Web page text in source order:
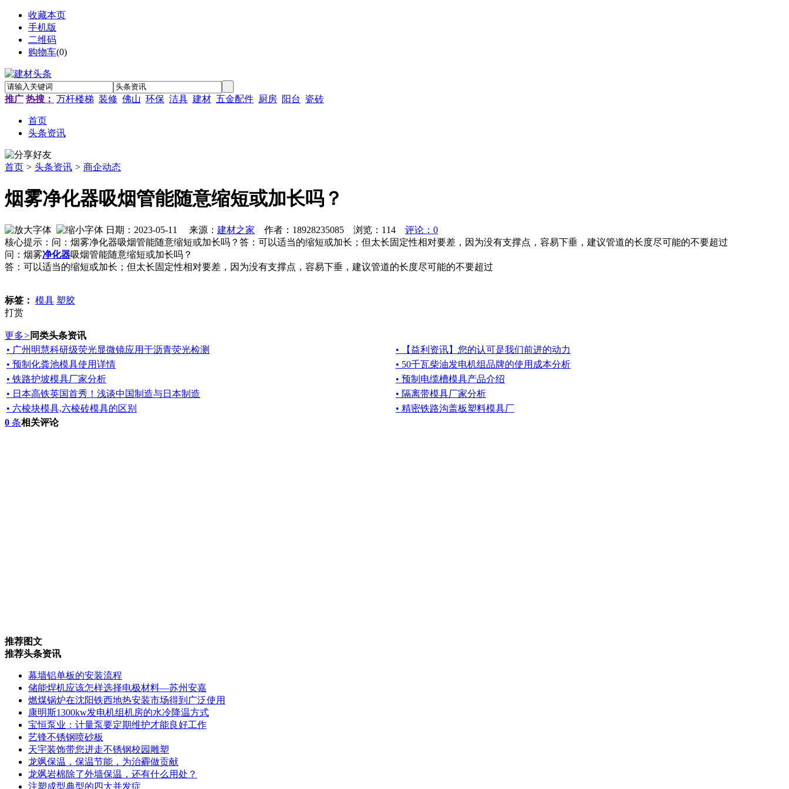
收藏本页
手机版
二维码
购物车(0)
推广 热搜： 万杆楼梯 装修 佛山 环保 洁具 建材 五金配件 厨房 阳台 瓷砖
首页
头条资讯
首页 > 头条资讯 > 商企动态
烟雾净化器吸烟管能随意缩短或加长吗？
日期：2023-05-11 来源： 建材之家 作者：18928235085 浏览： 114
评论：0
核心提示：问：烟雾净化器吸烟管能随意缩短或加长吗？答：可以适当的缩短或加长；但太长固定性相对要差，因为没有支撑点，容易下垂，建议管道的长度尽可能的不要超过
问：烟雾净化器吸烟管能随意缩短或加长吗？
答：可以适当的缩短或加长；但太长固定性相对要差，因为没有支撑点，容易下垂，建议管道的长度尽可能的不要超过
标签： 模具 塑胶
打赏
更多> 同类头条资讯
• 广州明慧科研级荧光显微镜应用于沥青荧光检测
• 【益利资讯】您的认可是我们前进的动力
• 预制化粪池模具使用详情
• 50千瓦柴油发电机组品牌的使用成本分析
• 铁路护坡模具厂家分析
• 预制电缆槽模具产品介绍
• 日本高铁英国首秀！浅谈中国制造与日本制造
• 隔离带模具厂家分析
• 六棱块模具,六棱砖模具的区别
• 精密铁路沟盖板塑料模具厂
0 条相关评论
推荐图文
推荐头条资讯
幕墙铝单板的安装流程
储能焊机应该怎样选择电极材料—苏州安嘉
燃煤锅炉在沈阳铁西地热安装市场得到广泛使用
康明斯1300kw发电机组机房的水冷降温方式
宝恒泵业：计量泵要定期维护才能良好工作
艺锋不锈钢喷砂板
天宇装饰带您进走不锈钢校园雕塑
龙飒保温，保温节能，为治霾做贡献
龙飒岩棉除了外墙保温，还有什么用处？
注塑成型典型的四大并发症